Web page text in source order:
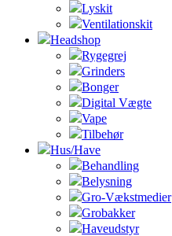
Lyskit
Ventilationskit
Headshop
Rygegrej
Grinders
Bonger
Digital Vægte
Vape
Tilbehør
Hus/Have
Behandling
Belysning
Gro-Vækstmedier
Grobakker
Haveudstyr